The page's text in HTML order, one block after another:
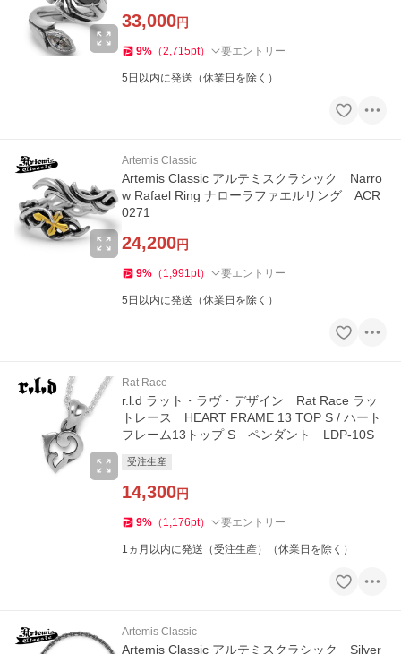
33,000円
9% （2,715pt） 要エントリー
5日以内に発送（休業日を除く）
Artemis Classic
Artemis Classic アルテミスクラシック Narro
w Rafael Ring ナローラファエルリング ACR
0271
24,200円
9% （ 1,991pt） 要エントリー
5日以内に発送（休業日を除く）
Rat Race
r.l.d ラット・ラヴ・デザイン Rat Race ラッ
トレース HEART FRAME 13 TOP S / ハート
フレーム13トップ S ペンダント LDP-10S
受注生産
14,300円
9% （ 1,176pt） 要エントリー
1ヵ月以内に発送（受注生産）（休業日を除く）
Artemis Classic
Artemis Classic アルテミスクラシック Silver